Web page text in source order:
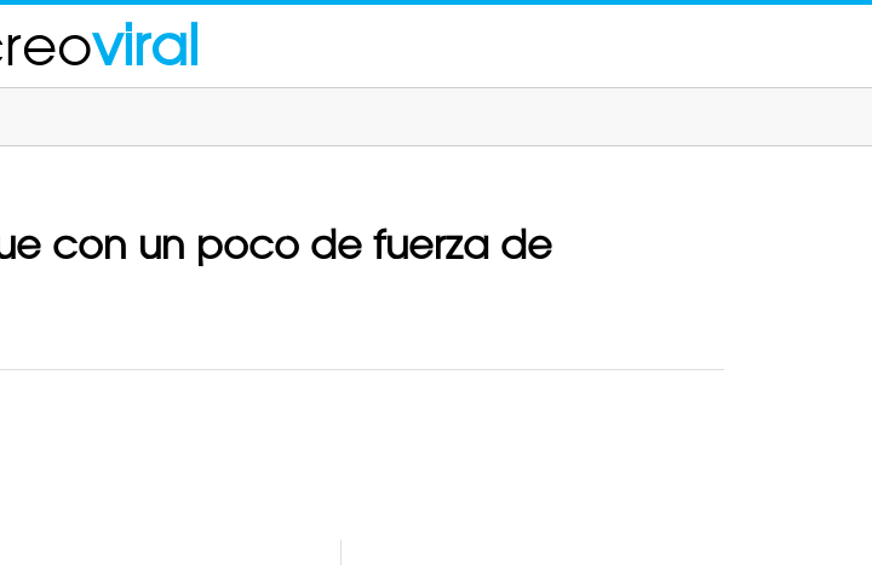
viral
con un poco de fuerza de